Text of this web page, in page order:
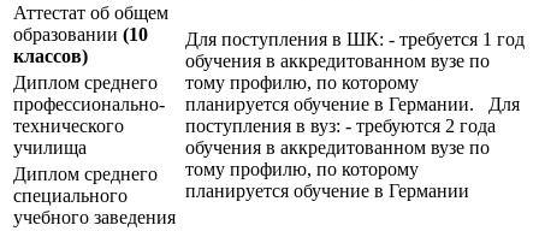
Аттестат об общем
образовании (10
классов)
Для поступления в ШК: - требуется 1 год
обучения в аккредитованном вузе по
тому профилю, по которому
планируется обучение в Германии. Для
поступления в вуз: - требуются 2 года
обучения в аккредитованном вузе по
тому профилю, по которому
планируется обучение в Германии
Диплом среднего
профессионально-
технического
училища
Диплом среднего
специального
учебного заведения